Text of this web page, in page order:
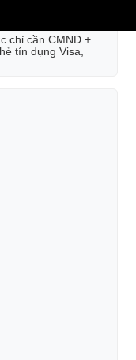
chỉ cần CMND +
tín dụng Visa,